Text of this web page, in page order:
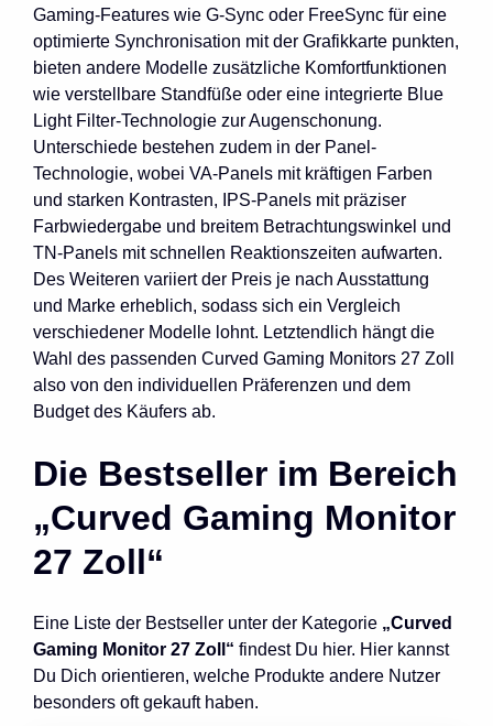
Gaming-Features wie G-Sync oder FreeSync für eine
optimierte Synchronisation mit der Grafikkarte punkten,
bieten andere Modelle zusätzliche Komfortfunktionen
wie verstellbare Standfüße oder eine integrierte Blue
Light Filter-Technologie zur Augenschonung.
Unterschiede bestehen zudem in der Panel-
Technologie, wobei VA-Panels mit kräftigen Farben
und starken Kontrasten, IPS-Panels mit präziser
Farbwiedergabe und breitem Betrachtungswinkel und
TN-Panels mit schnellen Reaktionszeiten aufwarten.
Des Weiteren variiert der Preis je nach Ausstattung
und Marke erheblich, sodass sich ein Vergleich
verschiedener Modelle lohnt. Letztendlich hängt die
Wahl des passenden Curved Gaming Monitors 27 Zoll
also von den individuellen Präferenzen und dem
Budget des Käufers ab.
Die Bestseller im Bereich
„Curved Gaming Monitor
27 Zoll“
Eine Liste der Bestseller unter der Kategorie „Curved
Gaming Monitor 27 Zoll“ findest Du hier. Hier kannst
Du Dich orientieren, welche Produkte andere Nutzer
besonders oft gekauft haben.